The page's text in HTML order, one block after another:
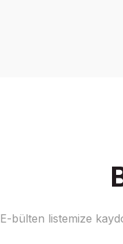
E-bülten listemize